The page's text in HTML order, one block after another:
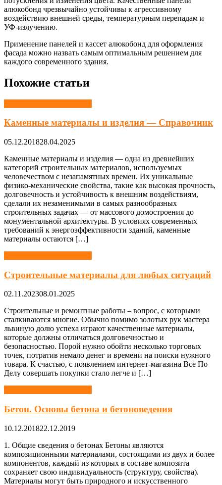
алюкобонд чрезвычайно устойчивы к агрессивному
воздействию внешней среды, температурным перепадам и
УФ-излучению.
Применение панелей и кассет алюкобонд для оформления
фасада можно назвать самым оптимальным решением для
каждого современного здания.
Похожие статьи
Каменные материалы и изделия — Справочник
05.12.201828.04.2025
Каменные материалы и изделия — одна из древнейших
категорий строительных материалов, используемых
человечеством с незапамятных времен. Их уникальные
физико-механические свойства, такие как высокая прочность,
долговечность и устойчивость к внешним воздействиям,
сделали их незаменимыми в самых разнообразных
строительных задачах — от массового домостроения до
монументальной архитектуры. В условиях современных
требований к энергоэффективности зданий, каменные
материалы остаются […]
Cтроительные материалы для любых ситуаций
02.11.202308.01.2025
Строительные и ремонтные работы – вопрос, с которыми
сталкиваются многие. Обычно помимо золотых рук мастера
львиную долю успеха играют качественные материалы,
которые должны отличаться долговечностью и
безопасностью. Порой нужно обойти несколько торговых
точек, потратив немало денег и времени на поиски нужного
товара. К счастью, с появлением интернет-магазина Все По
Делу совершать покупки стало легче и […]
Бетон. Основы бетона и бетоноведения
10.12.201822.12.2019
1. Общие сведения о бетонах Бетоны являются
композиционными материалами, состоящими из двух и более
компонентов, каждый из которых в составе композита
сохраняет свою индивидуальность (структуру, свойства).
Материалы могут быть природного и искусственного